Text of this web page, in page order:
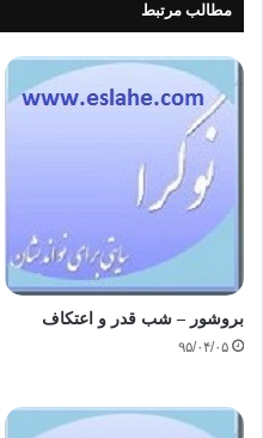
جیهان و رِاى گشتى و ئه‌نجومه‌نى
هیچ جیاوازیه‌ك
بكرێت له‌ نێوان منداڵ و ژن و گه‌نج و
زلهێزو به‌پشتیوانى داكۆكى كه‌رى
ئاوه‌رى وڵاتانى
عه‌ره‌بى وبه‌به‌ڵێى سه‌رۆكى سه‌پێنراوو
هه‌موو یاسا نێوده‌وڵه‌تیه‌كان و
مرۆڤایه‌تیه‌كان
.
2)
مطالب مرتبط
بروشور – شب قدر و اعتکاف
۹۵/۰۴/۰۵